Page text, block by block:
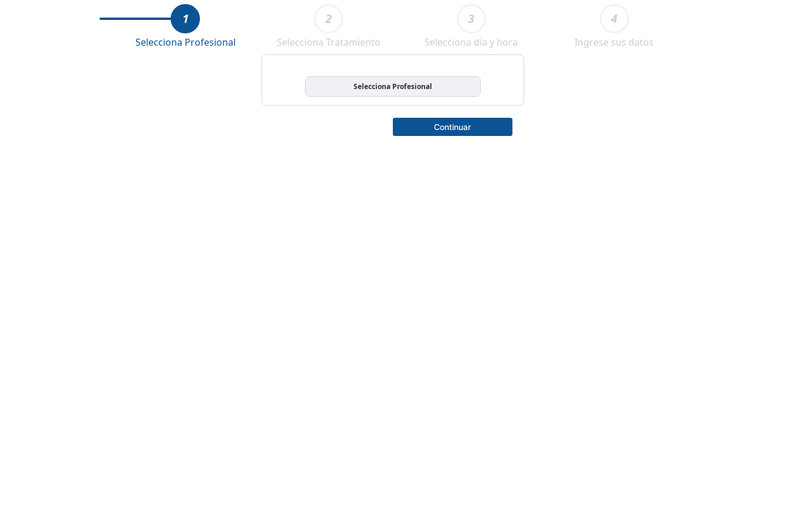
1
Selecciona Profesional
2
Selecciona Tratamiento
3
Selecciona dia y hora
4
Ingrese sus datos
Selecciona Profesional
Continuar